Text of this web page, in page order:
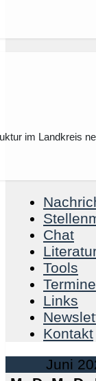
im Landkreis
Chat
Tools
Termine
Links
Kontakt
Juni